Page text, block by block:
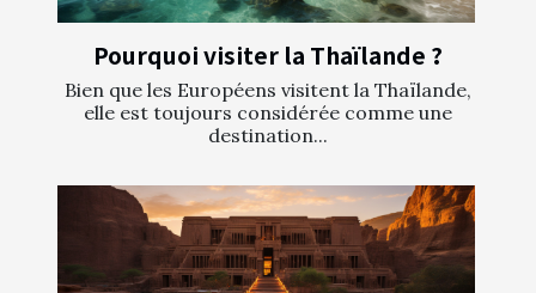
Pourquoi visiter la Thaïlande ?
Bien que les Européens visitent la Thaïlande,
elle est toujours considérée comme une
destination...